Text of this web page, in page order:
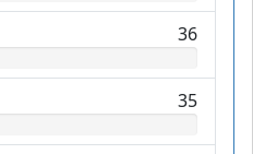
36
35